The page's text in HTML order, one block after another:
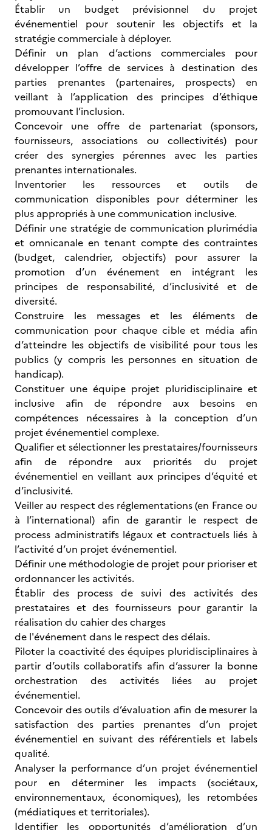
Établir un budget prévisionnel du projet
événementiel pour soutenir les objectifs et la
stratégie commerciale à déployer.
Définir un plan d’actions commerciales pour
développer l’offre de services à destination des
parties prenantes (partenaires, prospects) en
veillant à l’application des principes d’éthique
promouvant l’inclusion.
Concevoir une offre de partenariat (sponsors,
fournisseurs, associations ou collectivités) pour
créer des synergies pérennes avec les parties
prenantes internationales.
Inventorier les ressources et outils de
communication disponibles pour déterminer les
plus appropriés à une communication inclusive.
Définir une stratégie de communication plurimédia
et omnicanale en tenant compte des contraintes
(budget, calendrier, objectifs) pour assurer la
promotion d’un événement en intégrant les
principes de responsabilité, d’inclusivité et de
diversité.
Construire les messages et les éléments de
communication pour chaque cible et média afin
d’atteindre les objectifs de visibilité pour tous les
publics (y compris les personnes en situation de
handicap).
Constituer une équipe projet pluridisciplinaire et
inclusive afin de répondre aux besoins en
compétences nécessaires à la conception d’un
projet événementiel complexe.
Qualifier et sélectionner les prestataires/fournisseurs
afin de répondre aux priorités du projet
événementiel en veillant aux principes d’équité et
d’inclusivité.
Veiller au respect des réglementations (en France ou
à l’international) afin de garantir le respect de
process administratifs légaux et contractuels liés à
l’activité d’un projet événementiel.
Définir une méthodologie de projet pour prioriser et
ordonnancer les activités.
Établir des process de suivi des activités des
prestataires et des fournisseurs pour garantir la
réalisation du cahier des charges
de l'événement dans le respect des délais.
Piloter la coactivité des équipes pluridisciplinaires à
partir d’outils collaboratifs afin d’assurer la bonne
orchestration des activités liées au projet
événementiel.
Concevoir des outils d’évaluation afin de mesurer la
satisfaction des parties prenantes d’un projet
événementiel en suivant des référentiels et labels
qualité.
Analyser la performance d’un projet événementiel
pour en déterminer les impacts (sociétaux,
environnementaux, économiques), les retombées
(médiatiques et territoriales).
Identifier les opportunités d’amélioration d’un